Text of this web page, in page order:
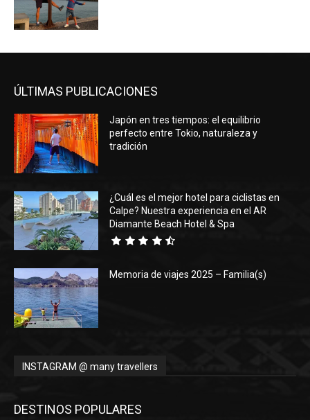
ÚLTIMAS PUBLICACIONES
Japón en tres tiempos: el equilibrio
perfecto entre Tokio, naturaleza y
tradición
¿Cuál es el mejor hotel para ciclistas en
Calpe? Nuestra experiencia en el AR
Diamante Beach Hotel & Spa
Memoria de viajes 2025 – Familia(s)
INSTAGRAM @ many travellers
DESTINOS POPULARES